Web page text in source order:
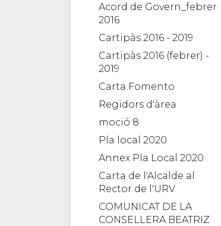
Acord de Govern_febrer
2016
Cartipàs 2016 - 2019
Cartipàs 2016 (febrer) -
2019
Carta Fomento
Regidors d'àrea
moció 8
Pla local 2020
Annex Pla Local 2020
Carta de l'Alcalde al
Rector de l'URV
COMUNICAT DE LA
CONSELLERA BEATRIZ